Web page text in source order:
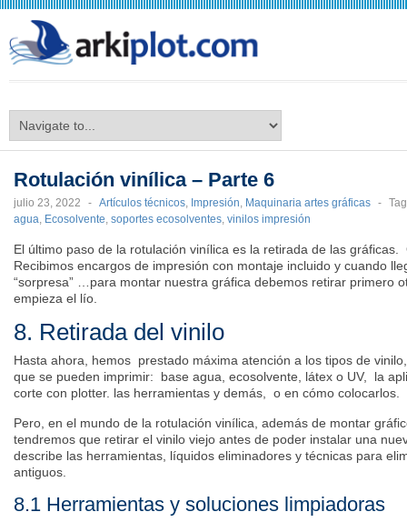
Rotulación vinílica – Parte 6
julio 23, 2022 - Artículos técnicos, Impresión, Maquinaria artes gráficas -
agua, Ecosolvente, soportes ecosolventes, vinilos impresión
El último paso de la rotulación vinílica es la retirada de las
Recibimos encargos de impresión con montaje incluido y cuando
“sorpresa” …para montar nuestra gráfica debemos retirar primero
empieza el lío.
8. Retirada del vinilo
Hasta ahora, hemos prestado máxima atención a los tipos de
que se pueden imprimir: base agua, ecosolvente, látex o UV, la
corte con plotter. las herramientas y demás, o en cómo colocarlos.
Pero, en el mundo de la rotulación vinílica, además de montar
tendremos que retirar el vinilo viejo antes de poder instalar una
describe las herramientas, líquidos eliminadores y técnicas para
antiguos.
8.1 Herramientas y soluciones limpiadoras